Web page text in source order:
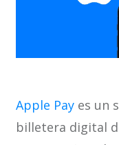
Apple Payes un
billetera digital